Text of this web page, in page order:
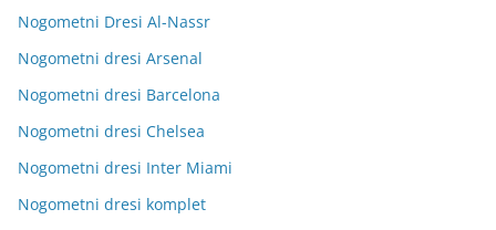
Nogometni Dresi Al-Nassr
Nogometni dresi Arsenal
Nogometni dresi Barcelona
Nogometni dresi Chelsea
Nogometni dresi Inter Miami
Nogometni dresi komplet